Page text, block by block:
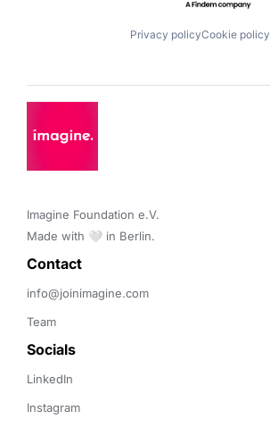
Privacy policyCookie policy
Imagine Foundation e.V.
Made with 🤍 in Berlin.
Contact
info@joinimagine.com
Team
Socials
LinkedIn
Instagram